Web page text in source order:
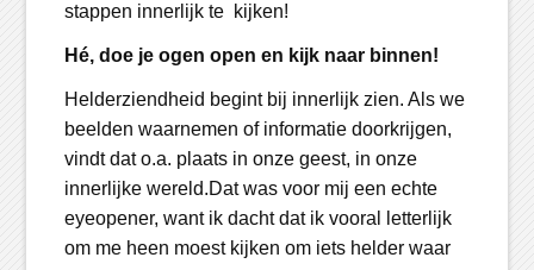
stappen innerlijk te kijken!
Hé, doe je ogen open en kijk naar binnen!
Helderziendheid begint bij innerlijk zien. Als we
beelden waarnemen of informatie doorkrijgen,
vindt dat o.a. plaats in onze geest, in onze
innerlijke wereld.Dat was voor mij een echte
eyeopener, want ik dacht dat ik vooral letterlijk
om me heen moest kijken om iets helder waar